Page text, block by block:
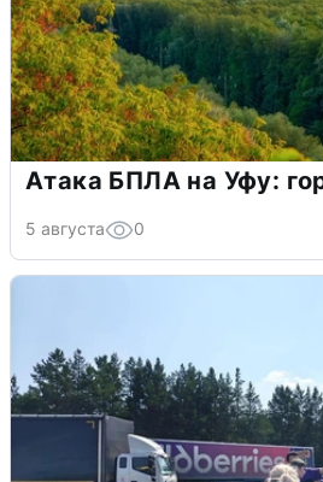
Атака БПЛА на Уфу:
5 августа 0